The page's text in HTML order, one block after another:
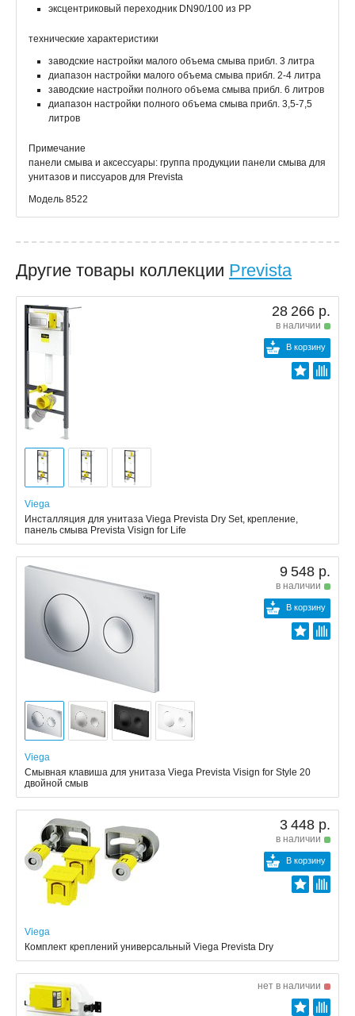
эксцентриковый переходник DN90/100 из РР
технические характеристики
заводские настройки малого объема смыва прибл. 3 литра
диапазон настройки малого объема смыва прибл. 2‑4 литра
заводские настройки полного объема смыва прибл. 6 литров
диапазон настройки полного объема смыва прибл. 3,5‑7,5
литров
Примечание
панели смыва и аксессуары: группа продукции панели смыва для
унитазов и писсуаров для Prevista
Модель 8522
Другие товары коллекции Prevista
28 266 р.
в наличии
В корзину
Viega
Инсталляция для унитаза Viega Prevista Dry Set, крепление,
панель смыва Prevista Visign for Life
9 548 р.
в наличии
В корзину
Viega
Смывная клавиша для унитаза Viega Prevista Visign for Style 20
двойной смыв
3 448 р.
в наличии
В корзину
Viega
Комплект креплений универсальный Viega Prevista Dry
нет в наличии